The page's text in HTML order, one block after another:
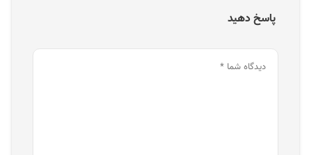
پاسخ دهید